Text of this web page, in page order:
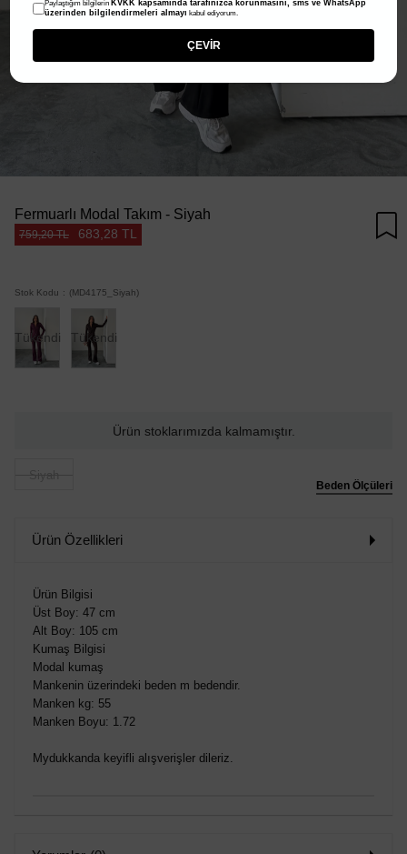
Fermuarlı Modal Takım - Siyah
759,20 TL 683,28 TL
Stok Kodu (MD4175_Siyah)
Tükendi Tükendi
Ürün stoklarımızda kalmamıştır.
Beden Ölçüleri
Ürün Özellikleri
Ürün Bilgisi
Üst Boy: 47 cm
Alt Boy: 105 cm
Kumaş Bilgisi
Modal kumaş
Mankenin üzerindeki beden m bedendir.
Manken kg: 55
Manken Boyu: 1.72
Mydukkanda keyifli alışverişler dileriz.
Paylaştığım bilgilerin KVKK kapsamında tarafınızca korunmasını, sms ve WhatsApp
üzerinden bilgilendirmeleri almayı kabul ediyorum.
ÇEVİR